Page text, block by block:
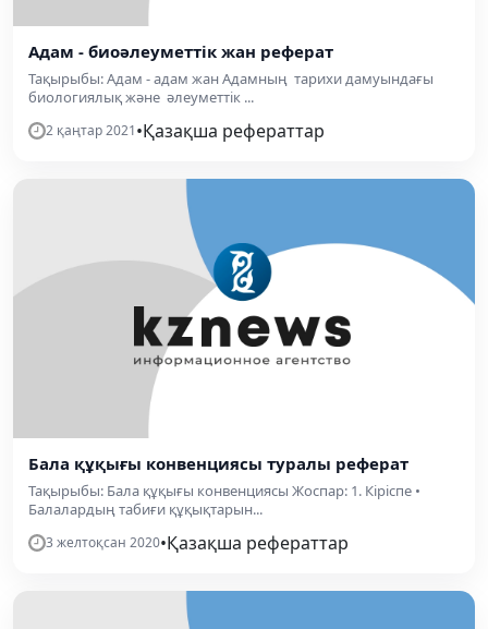
Адам - биоәлеуметтік жан реферат
Тақырыбы: Адам - адам жан Адамның тарихи дамуындағы
биологиялық және әлеуметтік ...
2 қаңтар 2021•Қазақша рефераттар
Бала құқығы конвенциясы туралы реферат
Тақырыбы: Бала құқығы конвенциясы Жоспар: 1. Кіріспе •
Балалардың табиғи құқықтарын...
3 желтоқсан 2020•Қазақша рефераттар